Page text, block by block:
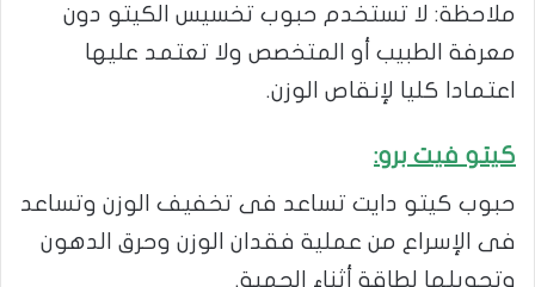
ملاحظة: لا تستخدم حبوب تخسيس الكيتو دون
معرفة الطبيب أو المتخصص ولا تعتمد عليها
اعتمادا كليا لإنقاص الوزن.
كيتو فيت برو:
حبوب كيتو دايت تساعد فى تخفيف الوزن وتساعد
فى الإسراع من عملية فقدان الوزن وحرق الدهون
وتحويلها لطاقة أثناء الحمية.